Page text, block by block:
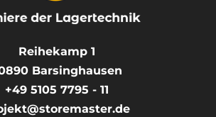
Reihekamp 1
Barsinghausen
+49 5105 7795 - 11